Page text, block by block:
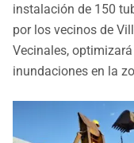
instalación de 150
por los vecinos de
Vecinales,
inundaciones en la